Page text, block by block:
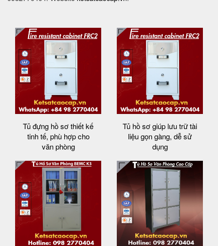
Tủ đựng hồ sơ thiết kế
tinh tế, phù hợp cho
văn phòng
Tủ hồ sơ giúp lưu trữ tài
liệu gọn gàng, dễ sử
dụng